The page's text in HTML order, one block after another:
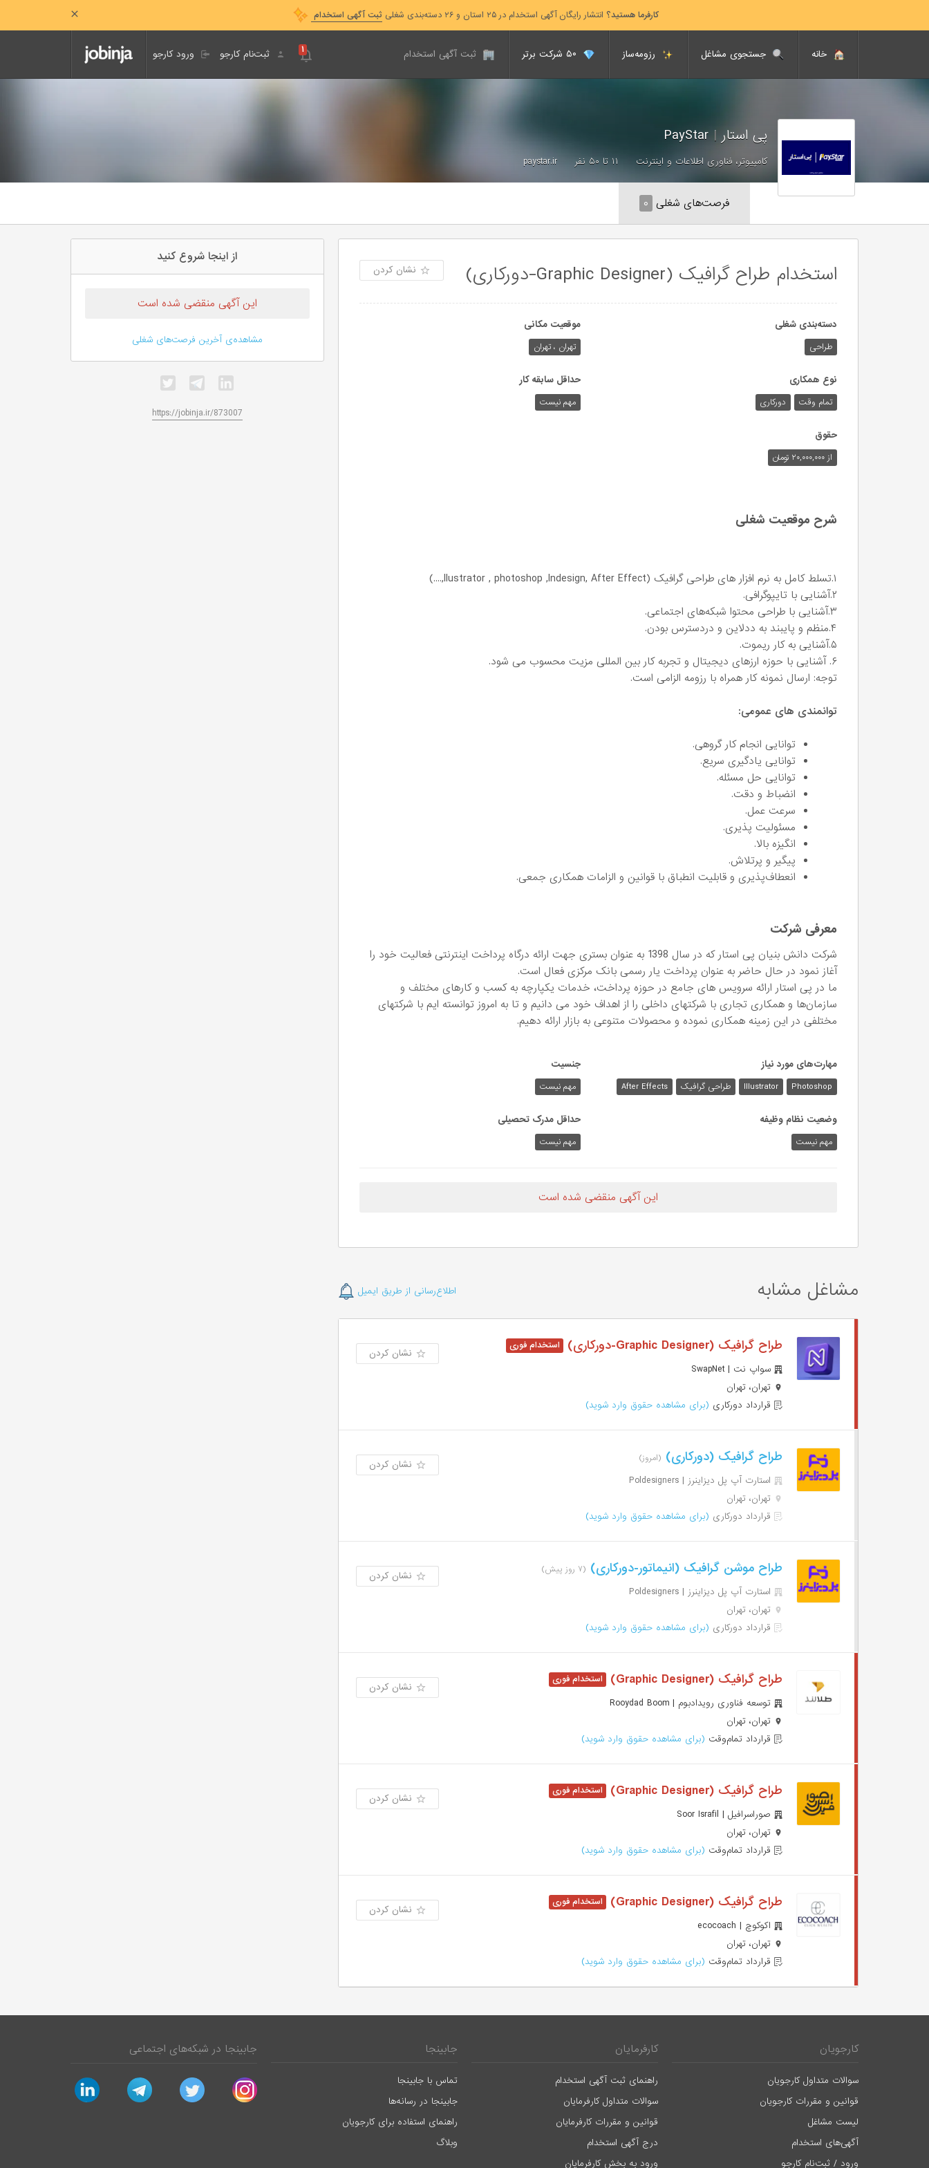
کارفرما هستید؟ انتشار رایگان آگهی استخدام در ۲۵ استان و ۲۶ دسته‌بندی شغلی ثبت آگهی استخدام
خانه جستجوی مشاغل رزومه‌ساز ثبت آگهی استخدام ورود کارجو ثبت‌نام کارجو ۱
پی استار |
کامپیوتر، فناوری اطلاعات و اینترنت ۱۱ تا ۵۰ نفر paystar.ir
فرصت‌های شغلی ۰
استخدام طراح گرافیک (Graphic Designer-دورکاری) نشان کردن
دسته‌بندی شغلی
طراحی
موقعیت مکانی
تهران ، تهران
نوع همکاری
تمام وقت دورکاری
حداقل سابقه کار
مهم نیست
حقوق
از ۲۰,۰۰۰,۰۰۰ تومان
شرح موقعیت شغلی
۱.تسلط کامل به نرم افزار های طراحی گرافیک (llustrator , photoshop ,Indesign, After Effect,....)
۲.آشنایی با تایپوگرافی.
۳.آشنایی با طراحی محتوا شبکه‌های اجتماعی.
۴.منظم و پایبند به ددلاین و دردسترس بودن.
۵.آشنایی به کار ریموت.
۶. آشنایی با حوزه ارزهای دیجیتال و تجربه کار بین المللی مزیت محسوب می شود.
توجه: ارسال نمونه کار همراه با رزومه الزامی است.
توانمندی های عمومی:
توانایی انجام کار گروهی.
توانایی یادگیری سریع.
توانایی حل مسئله.
انضباط و دقت.
سرعت عمل.
مسئولیت پذیری.
انگیزه بالا.
پیگیر و پرتلاش.
انعطاف‌پذیری و قابلیت انطباق با قوانین و الزامات همکاری جمعی.
معرفی شرکت
شرکت دانش بنیان پی استار که در سال 1398 به عنوان بستری جهت ارائه درگاه پرداخت اینترنتی فعالیت خود را
آغاز نمود در حال حاضر به عنوان پرداخت یار رسمی بانک مرکزی فعال است.
ما در پی استار ارائه سرویس های جامع در حوزه پرداخت، خدمات یکپارچه به کسب و کارهای مختلف و
سازمان‌ها و همکاری تجاری با شرکتهای داخلی را از اهداف خود می دانیم و تا به امروز توانسته ایم با شرکتهای
مختلفی در این زمینه همکاری نموده و محصولات متنوعی به بازار ارائه دهیم.
مهارت‌های مورد نیاز
Photoshop
Illustrator طراحی گرافیک After Effects
جنسیت
مهم نیست
وضعیت نظام وظیفه
مهم‌ نیست
حداقل مدرک تحصیلی
مهم نیست
این آگهی منقضی شده است
مشاغل مشابه اطلاع‌رسانی از طریق ایمیل
طراح گرافیک (Graphic Designer-دورکاری)
سواپ نت | SwapNet
تهران، تهران
قرارداد دورکاری (برای مشاهده حقوق وارد شوید)
نشان کردن
طراح گرافیک (دورکاری) (امروز)
استارت آپ پل دیزاینرز | Poldesigners
تهران، تهران
قرارداد دورکاری (برای مشاهده حقوق وارد شوید)
نشان کردن
طراح موشن گرافیک (انیماتور-دورکاری) (۷ روز پیش)
استارت آپ پل دیزاینرز | Poldesigners
تهران، تهران
قرارداد دورکاری (برای مشاهده حقوق وارد شوید)
نشان کردن
طراح گرافیک (Graphic Designer)
توسعه فناوری رویدادبوم | Rooydad Boom
تهران، تهران
قرارداد تمام‌وقت (برای مشاهده حقوق وارد شوید)
نشان کردن
طراح گرافیک (Graphic Designer)
صوراسرافیل | Soor Israfil
تهران، تهران
قرارداد تمام‌وقت (برای مشاهده حقوق وارد شوید)
نشان کردن
طراح گرافیک (Graphic Designer)
اکوکوچ | ecocoach
تهران، تهران
قرارداد تمام‌وقت (برای مشاهده حقوق وارد شوید)
نشان کردن
از اینجا شروع کنید
این آگهی منقضی شده است
مشاهده‌ی آخرین فرصت‌های شغلی
https://jobinja.ir/873007
کارجویان
سوالات متداول کارجویان
قوانین و مقررات کارجویان
لیست مشاغل
آگهی‌های استخدام
ورود / ثبت‌نام کارجو
کارفرمایان
راهنمای ثبت آگهی استخدام
سوالات متداول کارفرمایان
قوانین و مقررات کارفرمایان
درج آگهی استخدام
ورود به بخش کارفرمایان
جابینجا
تماس با جابینجا
جابینجا در رسانه‌ها
راهنمای استفاده برای کارجویان
وبلاگ
جابینجا در شبکه‌های اجتماعی
instagram
twitter
telegram
linkedin